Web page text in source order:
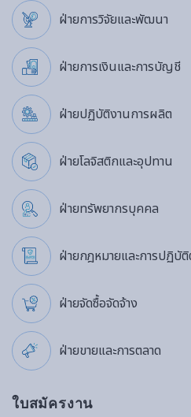
ฝ่ายการวิจัยและพัฒนา
ฝ่ายการเงินและการบัญชี
ฝ่ายปฏิบัติงานการผลิต
ฝ่ายโลจิสติกและอุปทาน
ฝ่ายทรัพยากรบุคคล
ฝ่ายกฎหมายและการปฏิบัติ
ฝ่ายจัดซื้อจัดจ้าง
ฝ่ายขายและการตลาด
ใบสมัครงาน